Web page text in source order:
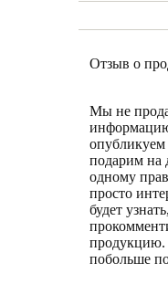
Отзыв о
Мы не
опубликуем
подарим на
одному
просто
будет
продукцию.
побольше